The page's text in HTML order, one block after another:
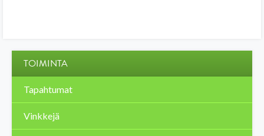
TOIMINTA
Tapahtumat
Vinkkejä